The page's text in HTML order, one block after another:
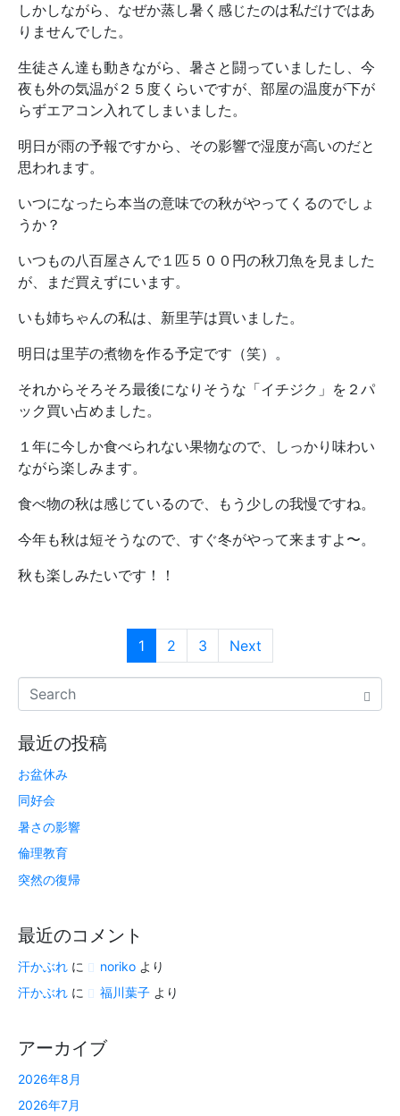
しかしながら、なぜか蒸し暑く感じたのは私だけではあ
りませんでした。
生徒さん達も動きながら、暑さと闘っていましたし、今
夜も外の気温が２５度くらいですが、部屋の温度が下が
らずエアコン入れてしまいました。
明日が雨の予報ですから、その影響で湿度が高いのだと
思われます。
いつになったら本当の意味での秋がやってくるのでしょ
うか？
いつもの八百屋さんで１匹５００円の秋刀魚を見ました
が、まだ買えずにいます。
いも姉ちゃんの私は、新里芋は買いました。
明日は里芋の煮物を作る予定です（笑）。
それからそろそろ最後になりそうな「イチジク」を２パ
ック買い占めました。
１年に今しか食べられない果物なので、しっかり味わい
ながら楽しみます。
食べ物の秋は感じているので、もう少しの我慢ですね。
今年も秋は短そうなので、すぐ冬がやって来ますよ〜。
秋も楽しみたいです！！
1 2 3 Next
最近の投稿
お盆休み
同好会
暑さの影響
倫理教育
突然の復帰
最近のコメント
汗かぶれ に norikoより
汗かぶれ に 福川葉子より
アーカイブ
2026年8月
2026年7月